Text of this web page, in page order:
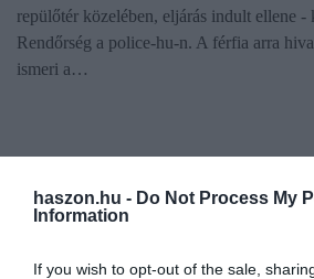
haszon.hu - Do Not Process My
Information
If you wish to opt-out of the sale,
repülőtér közelében, eljárás indult ellene -
Rendőrség a police-hu-n. A férfia arra
ismeri a…